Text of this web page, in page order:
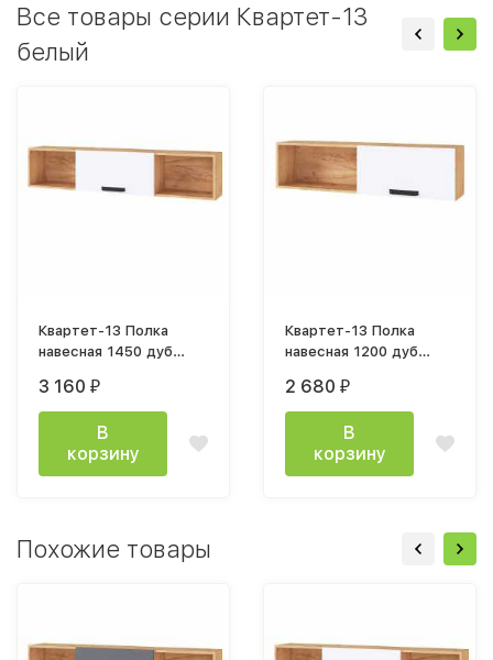
Все товары серии Квартет-13
белый
Квартет-13 Полка
навесная 1450 дуб
3 160 ₽
В
корзину
Квартет-13 Полка
навесная 1200 дуб
2 680 ₽
В
корзину
Похожие товары